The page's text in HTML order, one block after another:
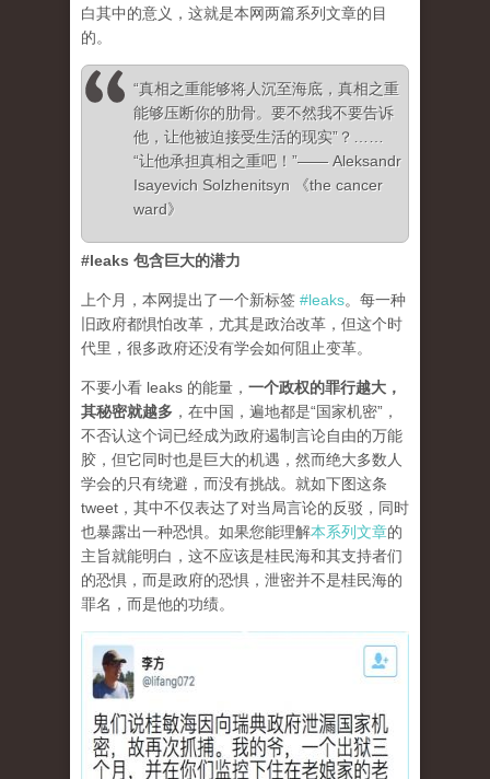
白其中的意义，这就是本网两篇系列文章的目
的。
“真相之重能够将人沉至海底，真相之重
能够压断你的肋骨。要不然我不要告诉
他，让他被迫接受生活的现实”？……
“让他承担真相之重吧！”—— Aleksandr
Isayevich Solzhenitsyn 《the cancer
ward》
#leaks 包含巨大的潜力
上个月，本网提出了一个新标签 #leaks。每一种
旧政府都惧怕改革，尤其是政治改革，但这个时
代里，很多政府还没有学会如何阻止变革。
不要小看 leaks 的能量， 一个政权的罪行越大，
其秘密就越多 ，在中国，遍地都是“国家机密”，
不否认这个词已经成为政府遏制言论自由的万能
胶，但它同时也是巨大的机遇，然而绝大多数人
学会的只有绕避，而没有挑战。就如下图这条
tweet，其中不仅表达了对当局言论的反驳，同时
也暴露出一种恐惧。如果您能理解本系列文章的
主旨就能明白，这不应该是桂民海和其支持者们
的恐惧，而是政府的恐惧，泄密并不是桂民海的
罪名，而是他的功绩。